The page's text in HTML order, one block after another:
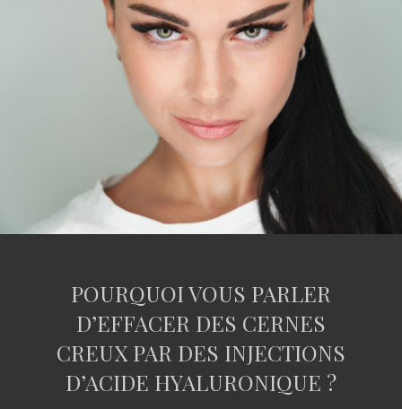
POURQUOI VOUS PARLER
D’EFFACER DES CERNES
CREUX PAR DES INJECTIONS
D’ACIDE HYALURONIQUE ?